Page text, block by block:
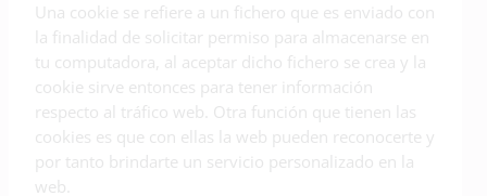
Una cookie se refiere a un fichero que es enviado con
la finalidad de solicitar permiso para almacenarse en
tu computadora, al aceptar dicho fichero se crea y la
cookie sirve entonces para tener información
respecto al tráfico web. Otra función que tienen las
cookies es que con ellas la web pueden reconocerte y
por tanto brindarte un servicio personalizado en la
web.